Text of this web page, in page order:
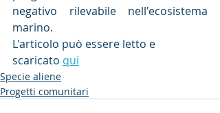
negativo rilevabile nell'ecosistema
marino.
L'articolo può essere letto e
scaricato qui
Specie aliene
Progetti comunitari